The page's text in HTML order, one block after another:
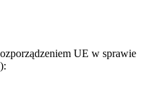
UE w sprawie